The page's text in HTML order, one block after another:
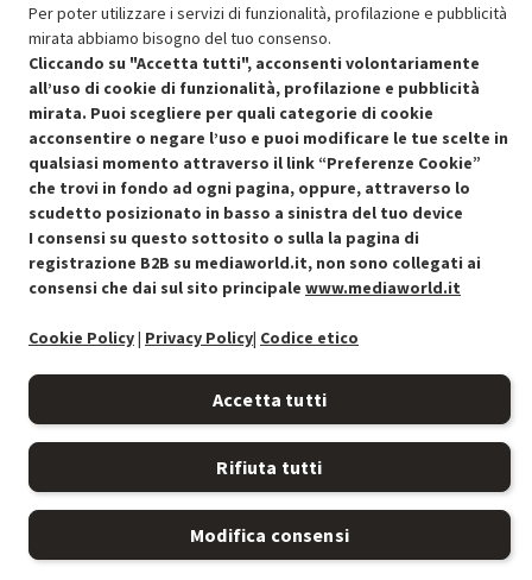
Condizioni generali di vendita
Cookie Policy
Preferenze cookie
Accessibilità
Recedere dal contratto qui
Per poter utilizzare i servizi di funzionalità, profilazione e pubblicità
mirata abbiamo bisogno del tuo consenso.
Cliccando su "Accetta tutti", acconsenti volontariamente
all’uso di cookie di funzionalità, profilazione e pubblicità
mirata. Puoi scegliere per quali categorie di cookie
acconsentire o negare l’uso e puoi modificare le tue scelte in
qualsiasi momento attraverso il link “Preferenze Cookie”
che trovi in fondo ad ogni pagina, oppure, attraverso lo
scudetto posizionato in basso a sinistra del tuo device
I consensi su questo sottosito o sulla la pagina di
registrazione B2B su mediaworld.it, non sono collegati ai
consensi che dai sul sito principale www.mediaworld.it
Cookie Policy| Privacy Policy| Codice etico
Accetta tutti
Rifiuta tutti
Modifica consensi